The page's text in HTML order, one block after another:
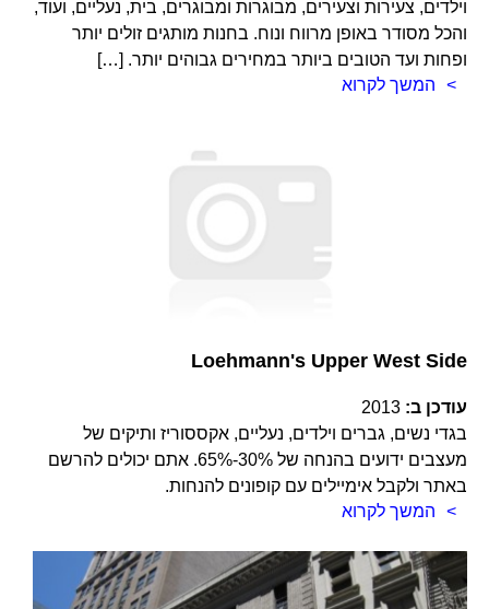
וילדים, צעירות וצעירים, מבוגרות ומבוגרים, בית, נעליים, ועוד,
והכל מסודר באופן מרווח ונוח. בחנות מותגים זולים יותר
ופחות ועד הטובים ביותר במחירים גבוהים יותר. […]
המשך לקרוא
Loehmann's Upper West Side
עודכן ב: 2013
בגדי נשים, גברים וילדים, נעליים, אקססוריז ותיקים של
מעצבים ידועים בהנחה של 30%-65%. אתם יכולים להרשם
באתר ולקבל אימיילים עם קופונים להנחות.
המשך לקרוא